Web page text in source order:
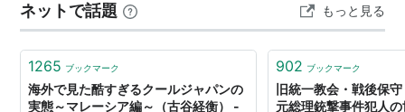
「敗軍の名将」(古谷経衡、幻冬舎新書)読了。今回は海外
ミステリーから離れてノンフィクション。以前から古谷
氏がライフワークとして太平洋戦争での激戦…
ネットで話題 もっと見る
1265 ブックマーク
海外で見た酷すぎるクールジャパンの
実態～マレーシア編～（古谷経衡） -
902 ブックマーク
旧統一教会・戦後保
元総理銃撃事件犯人